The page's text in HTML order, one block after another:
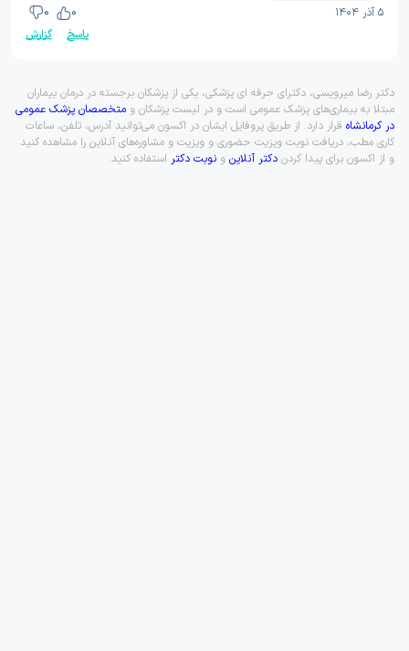
۵ آذر ۱۴۰۴
0
0
پاسخ
گزارش
دکتر رضا میرویسی، دکترای حرفه ای پزشکی، یکی از پزشکان برجسته در درمان بیماران
مبتلا به بیماری‌های پزشک عمومی است و در لیست پزشکان و متخصصان پزشک عمومی
در کرمانشاه قرار دارد. از طریق پروفایل ایشان در اکسون می‌توانید آدرس، تلفن، ساعات
کاری مطب، دریافت نوبت ویزیت حضوری و ویزیت و مشاوره‌های آنلاین را مشاهده کنید
و از اکسون برای پیدا کردن دکتر آنلاین و نوبت دکتر استفاده کنید.